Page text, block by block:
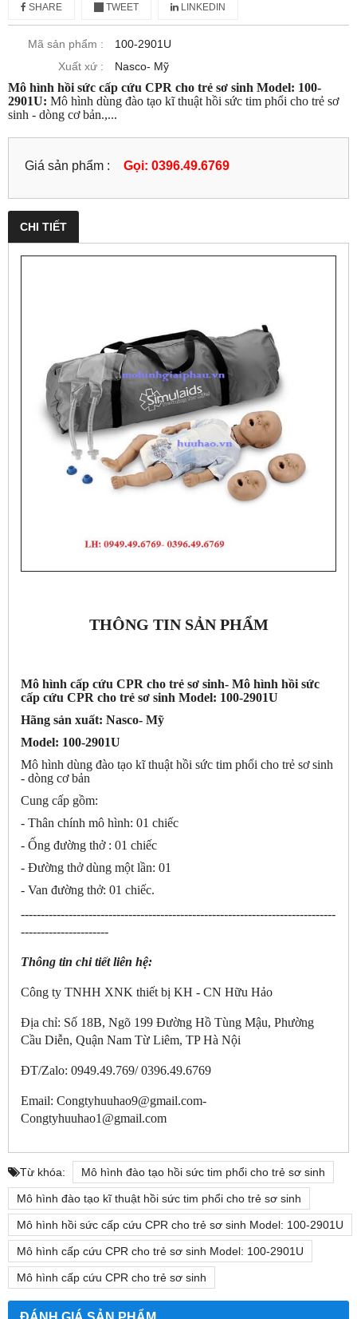
SHARE TWEET LINKEDIN
Mã sản phẩm :
100-2901U
Xuất xứ :
Nasco- Mỹ
Mô hình hồi sức cấp cứu CPR cho trẻ sơ sinh Model: 100-
2901U: Mô hình dùng đào tạo kĩ thuật hồi sức tim phổi cho trẻ sơ
sinh - dòng cơ bản.,...
Giá sản phẩm : Gọi: 0396.49.6769
CHI TIẾT
THÔNG TIN SẢN PHẨM
Mô hình cấp cứu CPR cho trẻ sơ sinh- Mô hình hồi sức
cấp cứu CPR cho trẻ sơ sinh Model: 100-2901U
Hãng sản xuất: Nasco- Mỹ
Model: 100-2901U
Mô hình dùng đào tạo kĩ thuật hồi sức tim phổi cho trẻ sơ sinh
- dòng cơ bản
Cung cấp gồm:
- Thân chính mô hình: 01 chiếc
- Ống đường thở : 01 chiếc
- Đường thở dùng một lần: 01
- Van đường thở: 01 chiếc.
-------------------------------------------------------------------------------
----------------------
Thông tin chi tiết liên hệ:
Công ty TNHH XNK thiết bị KH - CN Hữu Hảo
Địa chỉ: Số 18B, Ngõ 199 Đường Hồ Tùng Mậu, Phường
Cầu Diễn, Quận Nam Từ Liêm, TP Hà Nội
ĐT/Zalo: 0949.49.769/ 0396.49.6769
Email: Congtyhuuhao9@gmail.com-
Congtyhuuhao1@gmail.com
Từ khóa: Mô hình đào tạo hồi sức tim phổi cho trẻ sơ sinh
Mô hình đào tạo kĩ thuật hồi sức tim phổi cho trẻ sơ sinh
Mô hình hồi sức cấp cứu CPR cho trẻ sơ sinh Model: 100-2901U
Mô hình cấp cứu CPR cho trẻ sơ sinh Model: 100-2901U
Mô hình cấp cứu CPR cho trẻ sơ sinh